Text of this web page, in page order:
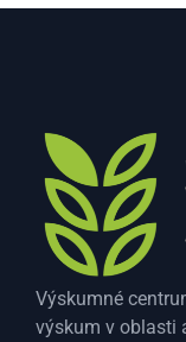
Výskumné
výskum v oblasti